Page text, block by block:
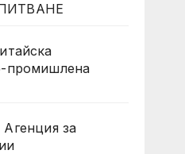
промишлена
Агенция за